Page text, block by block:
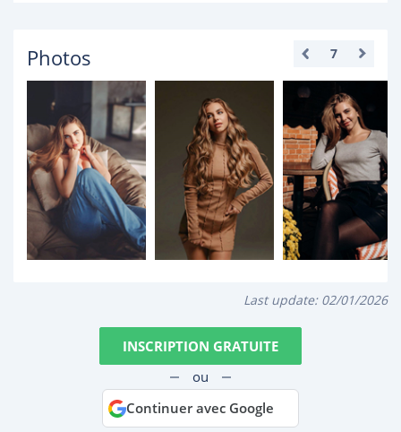
Photos 7
Last update: 02/01/2026
INSCRIPTION GRATUITE
ou
Continuer avec Google